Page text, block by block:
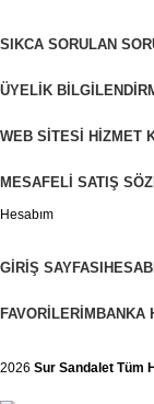
SIKCA SORULAN
ÜYELIK
WEB SITESI HIZMET
MESAFELI SATIŞ
Hesabım
GIRIŞ SAYFASI
FAVORILERIMBANKA
2026 Sur Sandalet Tüm